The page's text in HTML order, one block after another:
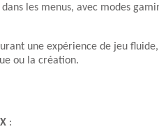
les menus, avec modes
une expérience de jeu
ou la création.
: